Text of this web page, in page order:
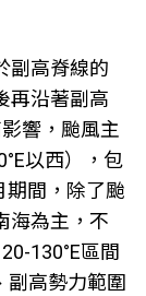
副高脊線的
再沿著副高
響，颱風主
以西），包
期間，除了颱
海為主，不
130°E區間
副高勢力範圍